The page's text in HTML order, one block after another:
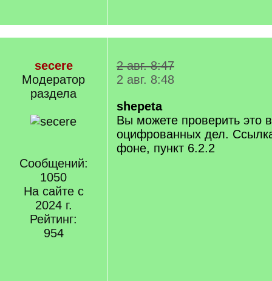
secere
Модератор
раздела
Сообщений:
1050
На сайте с
2024 г.
Рейтинг:
954
2 авг. 8:47
2 авг. 8:48
shepeta
Вы можете проверить это
оцифрованных дел.
фоне, пункт 6.2.2